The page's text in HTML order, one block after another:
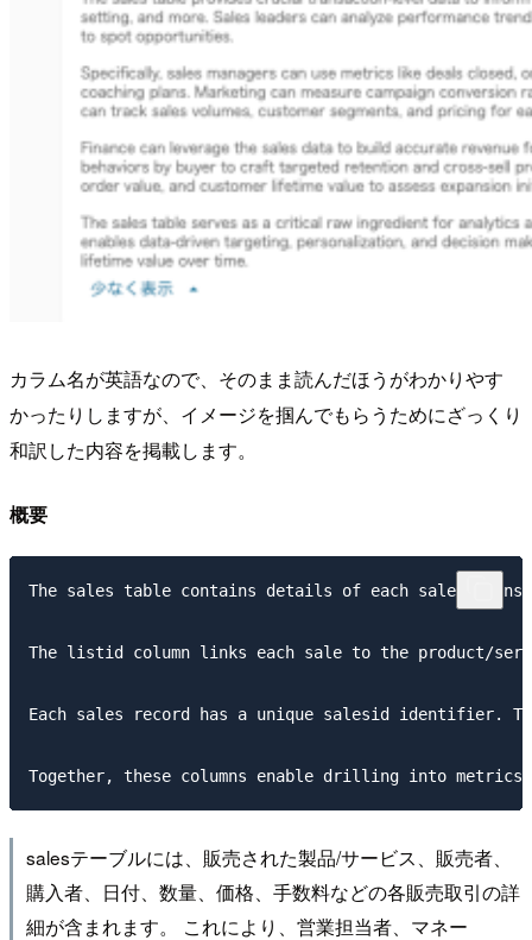
カラム名が英語なので、そのまま読んだほうがわかりやす
かったりしますが、イメージを掴んでもらうためにざっくり
和訳した内容を掲載します。
概要
The sales table contains details of each sales
The listid column links each sale to the product/
Each sales record has a unique salesid identifier.
salesテーブルには、販売された製品/サービス、販売者、
購入者、日付、数量、価格、手数料などの各販売取引の詳
細が含まれます。 これにより、営業担当者、マネー